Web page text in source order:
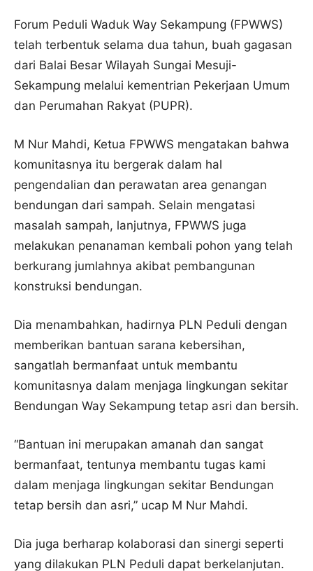
Forum Peduli Waduk Way Sekampung (FPWWS)
telah terbentuk selama dua tahun, buah gagasan
dari Balai Besar Wilayah Sungai Mesuji-
Sekampung melalui kementrian Pekerjaan Umum
dan Perumahan Rakyat (PUPR).
M Nur Mahdi, Ketua FPWWS mengatakan bahwa
komunitasnya itu bergerak dalam hal
pengendalian dan perawatan area genangan
bendungan dari sampah. Selain mengatasi
masalah sampah, lanjutnya, FPWWS juga
melakukan penanaman kembali pohon yang telah
berkurang jumlahnya akibat pembangunan
konstruksi bendungan.
Dia menambahkan, hadirnya PLN Peduli dengan
memberikan bantuan sarana kebersihan,
sangatlah bermanfaat untuk membantu
komunitasnya dalam menjaga lingkungan sekitar
Bendungan Way Sekampung tetap asri dan bersih.
“Bantuan ini merupakan amanah dan sangat
bermanfaat, tentunya membantu tugas kami
dalam menjaga lingkungan sekitar Bendungan
tetap bersih dan asri,” ucap M Nur Mahdi.
Dia juga berharap kolaborasi dan sinergi seperti
yang dilakukan PLN Peduli dapat berkelanjutan.